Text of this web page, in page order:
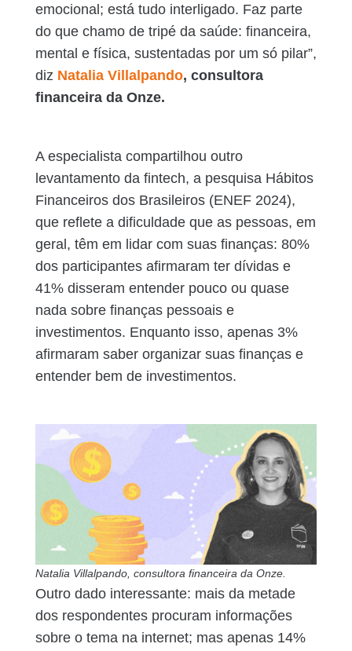
emocional; está tudo interligado. Faz parte
do que chamo de tripé da saúde: financeira,
mental e física, sustentadas por um só pilar”,
diz Natalia Villalpando, consultora
financeira da Onze.
A especialista compartilhou outro
levantamento da fintech, a pesquisa Hábitos
Financeiros dos Brasileiros (ENEF 2024),
que reflete a dificuldade que as pessoas, em
geral, têm em lidar com suas finanças: 80%
dos participantes afirmaram ter dívidas e
41% disseram entender pouco ou quase
nada sobre finanças pessoais e
investimentos. Enquanto isso, apenas 3%
afirmaram saber organizar suas finanças e
entender bem de investimentos.
Natalia Villalpando, consultora financeira da Onze.
Outro dado interessante: mais da metade
dos respondentes procuram informações
sobre o tema na internet; mas apenas 14%